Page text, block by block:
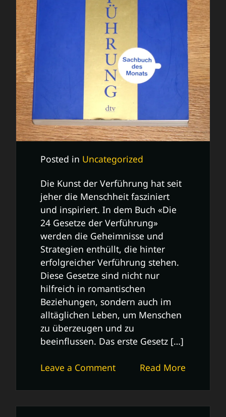
Posted in Uncategorized
Die Kunst der Verführung hat seit
jeher die Menschheit fasziniert
und inspiriert. In dem Buch «Die
24 Gesetze der Verführung»
werden die Geheimnisse und
Strategien enthüllt, die hinter
erfolgreicher Verführung stehen.
Diese Gesetze sind nicht nur
hilfreich in romantischen
Beziehungen, sondern auch im
alltäglichen Leben, um Menschen
zu überzeugen und zu
beeinflussen. Das erste Gesetz […]
Read More
Leave a Commenton
24
Gesetze